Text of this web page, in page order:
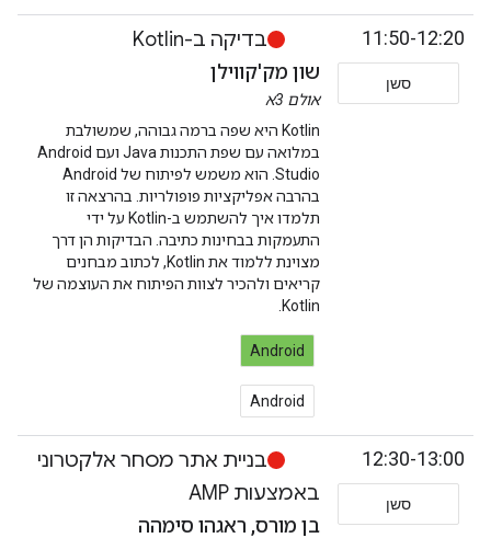
11:50-12:20
סשן
בדיקה ב-Kotlin
שון מק'קווילן
אולם 3א
Kotlin היא שפה ברמה גבוהה, שמשולבת
במלואה עם שפת התכנות Java ועם Android
Studio. הוא משמש לפיתוח של Android
בהרבה אפליקציות פופולריות. בהרצאה זו
תלמדו איך להשתמש ב-Kotlin על ידי
התעמקות בבחינות כתיבה. הבדיקות הן דרך
מצוינת ללמוד את Kotlin, לכתוב מבחנים
קריאים ולהכיר לצוות הפיתוח את העוצמה של
Kotlin.
Android
Android
12:30-13:00
סשן
בניית אתר מסחר אלקטרוני
באמצעות AMP
בן מורס, ראגהו סימהה